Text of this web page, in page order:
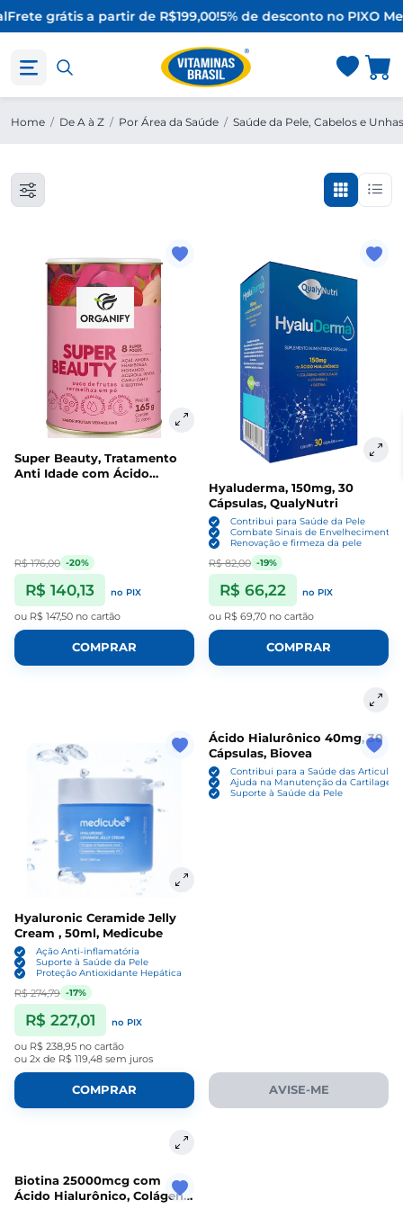
Frete grátis a partir de R$199,00!5% de desconto no PIXO
Home / De A à Z / Por Área da Saúde / Saúde da Pele, Cabelos e Unhas
Super Beauty, Tratamento
Anti Idade com Ácido
R$ 176,00 -20%
R$ 140,13 no PIX
ou R$ 147,50 no cartão
COMPRAR
Hyaluderma, 150mg, 30
Cápsulas, QualyNutri
Contribui para Saúde da Pele
Combate Sinais de Envelhecimento
Renovação e firmeza da pele
R$ 82,00 -19%
R$ 66,22 no PIX
ou R$ 69,70 no cartão
COMPRAR
Hyaluronic Ceramide Jelly
Cream , 50ml, Medicube
Ação Anti-inflamatória
Suporte à Saúde da Pele
Proteção Antioxidante Hepática
R$ 274,79 -17%
R$ 227,01 no PIX
ou R$ 238,95 no cartão
ou 2x de R$ 119,48 sem juros
COMPRAR
Ácido Hialurônico 40mg, 30
Cápsulas, Biovea
Contribui para a Saúde das
Ajuda na Manutenção da Cartilagem
Suporte à Saúde da Pele
AVISE-ME
Biotina 25000mcg com
Ácido Hialurônico, Colágeno